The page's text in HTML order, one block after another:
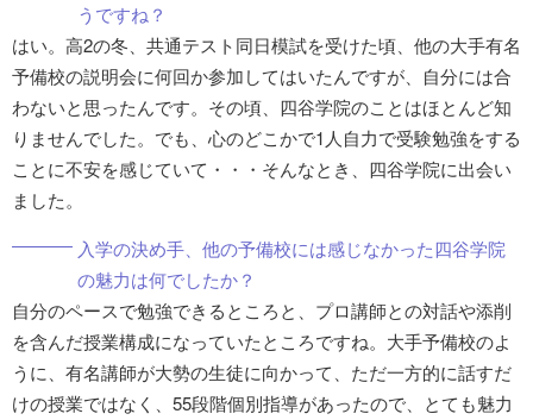
うですね？
はい。高2の冬、共通テスト同日模試を受けた頃、他の大手有名
予備校の説明会に何回か参加してはいたんですが、自分には合
わないと思ったんです。その頃、四谷学院のことはほとんど知
りませんでした。でも、心のどこかで1人自力で受験勉強をする
ことに不安を感じていて・・・そんなとき、四谷学院に出会い
ました。
入学の決め手、他の予備校には感じなかった四谷学院
の魅力は何でしたか？
自分のペースで勉強できるところと、プロ講師との対話や添削
を含んだ授業構成になっていたところですね。大手予備校のよ
うに、有名講師が大勢の生徒に向かって、ただ一方的に話すだ
けの授業ではなく、55段階個別指導があったので、とても魅力